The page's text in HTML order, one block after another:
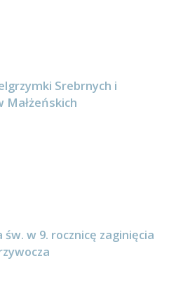
Srebrnych i
Małżeńskich
św. w 9. rocznicę zaginięcia